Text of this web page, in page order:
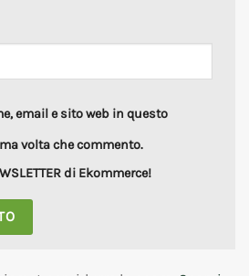
email e sito web in questo
volta che commento.
di Ekommerce!